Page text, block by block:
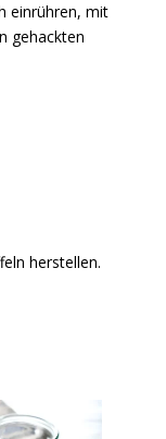
einrühren, mit
gehackten
herstellen.